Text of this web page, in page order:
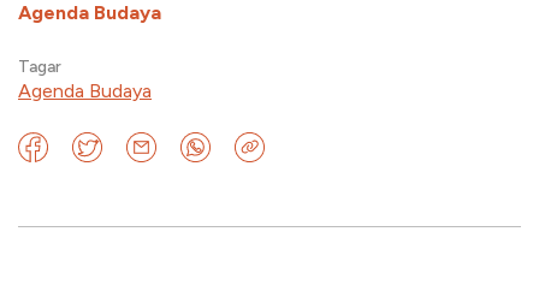
Agenda Budaya
Tagar
Agenda Budaya